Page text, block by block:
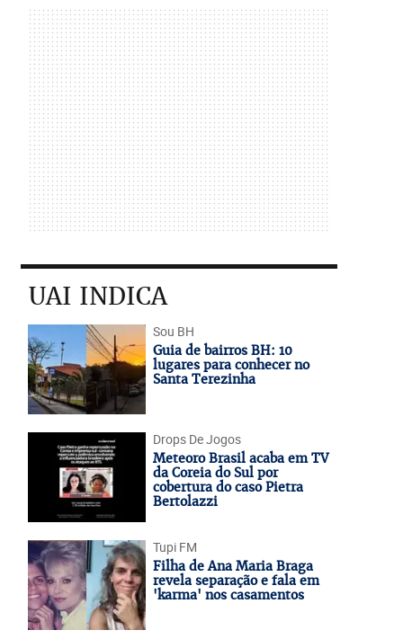
UAI INDICA
Sou BH
Guia de bairros BH: 10
lugares para conhecer no
Santa Terezinha
Drops De Jogos
Meteoro Brasil acaba em TV
da Coreia do Sul por
cobertura do caso Pietra
Bertolazzi
Tupi FM
Filha de Ana Maria Braga
revela separação e fala em
'karma' nos casamentos